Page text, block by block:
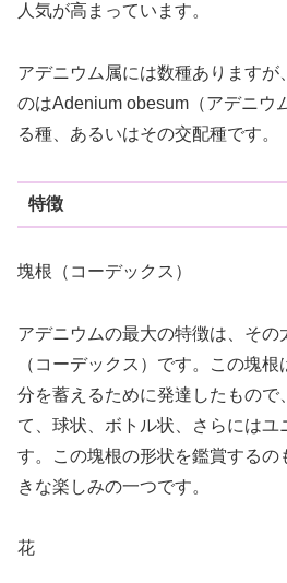
人気が高まっています。
アデニウム属には数種ありますが
のはAdenium obesum（アデニウ
る種、あるいはその交配種です。
特徴
塊根（コーデックス）
アデニウムの最大の特徴は、その
（コーデックス）です。この塊
分を蓄えるために発達したもので
て、球状、ボトル状、さらにはユ
す。この塊根の形状を鑑賞するの
きな楽しみの一つです。
花